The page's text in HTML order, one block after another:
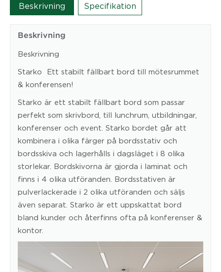
Beskrivning Specifikation
Beskrivning
Beskrivning
Starko  Ett stabilt fällbart bord till mötesrummet
& konferensen!
Starko är ett stabilt fällbart bord som passar
perfekt som skrivbord, till lunchrum, utbildningar,
konferenser och event. Starko bordet går att
kombinera i olika färger på bordsstativ och
bordsskiva och lagerhålls i dagsläget i 8 olika
storlekar. Bordskivorna är gjorda i laminat och
finns i 4 olika utföranden. Bordsstativen är
pulverlackerade i 2 olika utföranden och säljs
även separat. Starko är ett uppskattat bord
bland kunder och återfinns ofta på konferenser &
kontor.